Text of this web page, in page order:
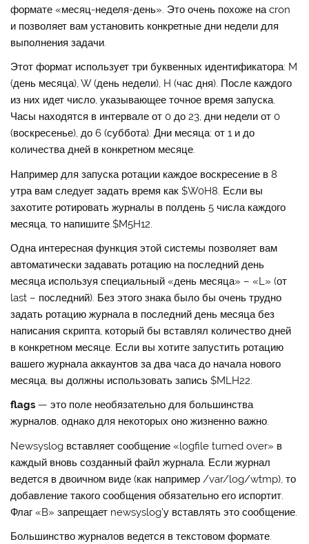
формате «месяц-неделя-день». Это очень похоже на cron
и позволяет вам установить конкретные дни недели для
выполнения задачи.
Этот формат использует три буквенных идентификатора: M
(день месяца), W (день недели), H (час дня). После каждого
из них идет число, указывающее точное время запуска.
Часы находятся в интервале от 0 до 23, дни недели от 0
(воскресенье), до 6 (суббота). Дни месяца: от 1 и до
количества дней в конкретном месяце.
Например для запуска ротации каждое воскресение в 8
утра вам следует задать время как $W0H8. Если вы
захотите ротировать журналы в полдень 5 числа каждого
месяца, то напишите $M5H12.
Одна интересная функция этой системы позволяет вам
автоматически задавать ротацию на последний день
месяца используя специальный «день месяца» – «L» (от
last – последний). Без этого знака было бы очень трудно
задать ротацию журнала в последний день месяца без
написания скрипта, который бы вставлял количество дней
в конкретном месяце. Если вы хотите запустить ротацию
вашего журнала аккаунтов за два часа до начала нового
месяца, вы должны использовать запись $MLH22.
flags — это поле необязательно для большинства
журналов, однако для некоторых оно жизненно важно.
Newsyslog вставляет сообщение «logfile turned over» в
каждый вновь созданный файл журнала. Если журнал
ведется в двоичном виде (как например /var/log/wtmp), то
добавление такого сообщения обязательно его испортит.
Флаг «B» запрещает newsyslog’у вставлять это сообщение.
Большинство журналов ведется в текстовом формате.